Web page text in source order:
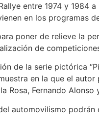
entre 1974 y
en los programas
poner de relieve la
de
de la serie pictórica
en la que el
Rosa, Fernando
automovilismo